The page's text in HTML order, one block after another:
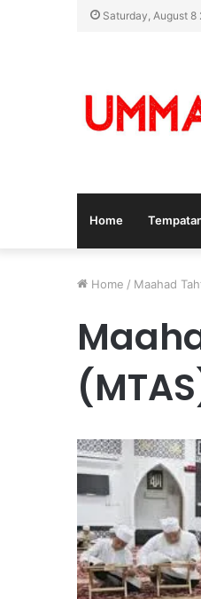
Saturday, August 8
Home
Home / Maahad